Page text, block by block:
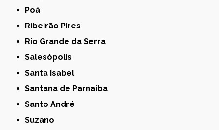
Poá
Ribeirão Pires
Rio Grande da Serra
Salesópolis
Santa Isabel
Santana de Parnaíba
Santo André
Suzano